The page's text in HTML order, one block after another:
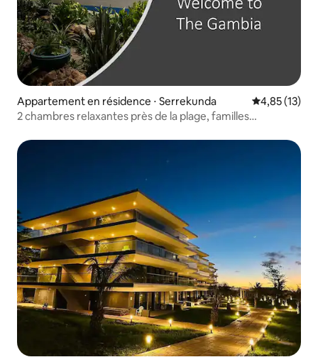
Appartement en résidence ⋅ Serrekunda Évaluation
4,85 (13)
2 chambres relaxantes près de la plage, familles